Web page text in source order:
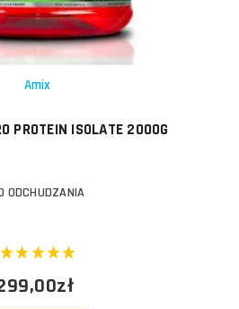
Amix
PROTEIN ISOLATE 2000G
ODCHUDZANIA